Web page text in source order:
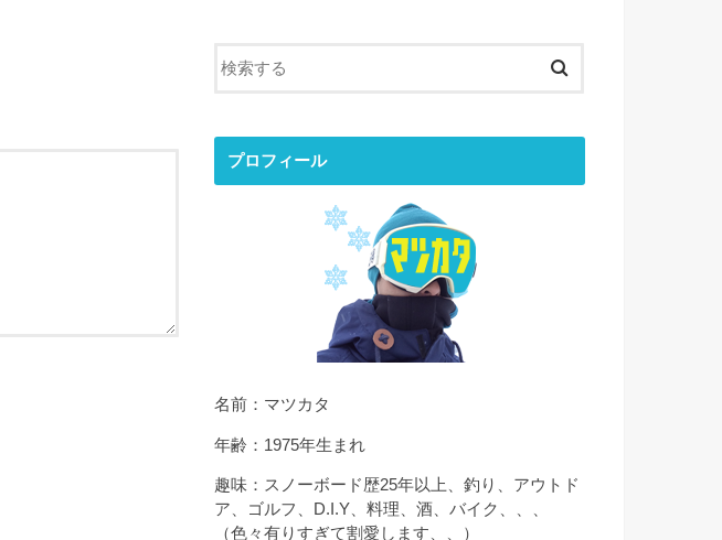
プロフィール
名前：マツカタ
年齢：1975年生まれ
趣味：スノーボード歴25年以上、釣り、アウトド
ア、ゴルフ、D.I.Y、料理、酒、バイク、、、
（色々有りすぎて割愛します、、）